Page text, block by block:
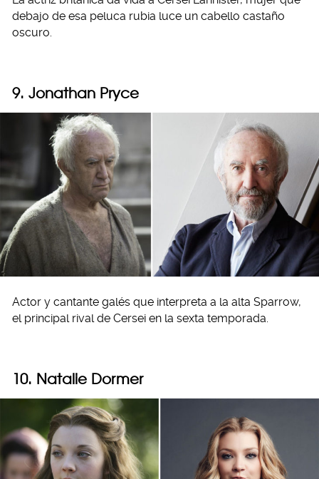
debajo de esa peluca rubia luce un cabello castaño
oscuro.
9. Jonathan Pryce
Actor y cantante galés que interpreta a la alta Sparrow,
el principal rival de Cersei en la sexta temporada.
10. Natalie Dormer